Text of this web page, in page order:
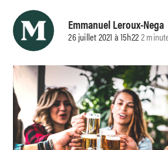
Emmanuel Leroux-Nega
26 juillet 2021 à 15h222